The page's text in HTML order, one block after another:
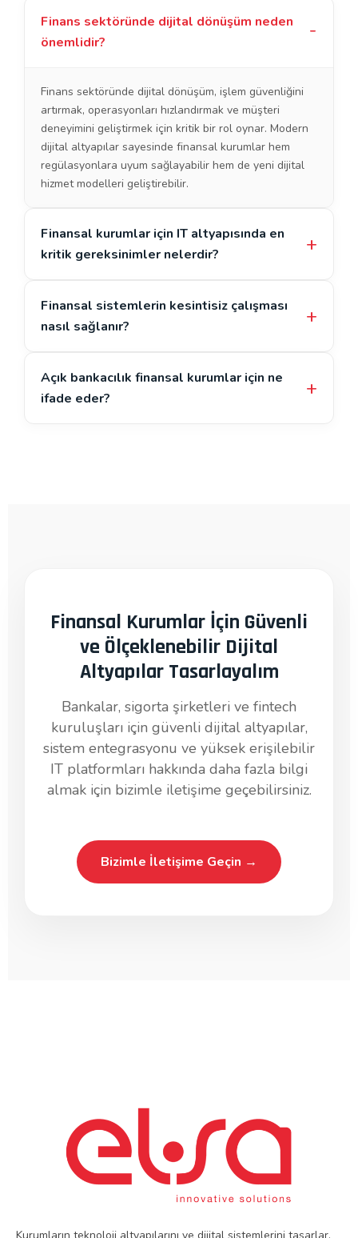
Finans sektöründe dijital dönüşüm neden
önemlidir?
Finans sektöründe dijital dönüşüm, işlem güvenliğini
artırmak, operasyonları hızlandırmak ve müşteri
deneyimini geliştirmek için kritik bir rol oynar. Modern
dijital altyapılar sayesinde finansal kurumlar hem
regülasyonlara uyum sağlayabilir hem de yeni dijital
hizmet modelleri geliştirebilir.
Finansal kurumlar için IT altyapısında en
kritik gereksinimler nelerdir?
Finansal sistemlerin kesintisiz çalışması
nasıl sağlanır?
Açık bankacılık finansal kurumlar için ne
ifade eder?
Finansal Kurumlar İçin Güvenli
ve Ölçeklenebilir Dijital
Altyapılar Tasarlayalım
Bankalar, sigorta şirketleri ve fintech
kuruluşları için güvenli dijital altyapılar,
sistem entegrasyonu ve yüksek erişilebilir
IT platformları hakkında daha fazla bilgi
almak için bizimle iletişime geçebilirsiniz.
Bizimle İletişime Geçin →